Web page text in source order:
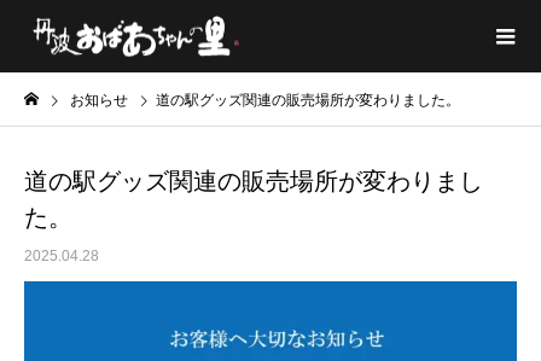
お知らせ 道の駅グッズ関連の販売場所が変わりました。
道の駅グッズ関連の販売場所が変わりまし
た。
2025.04.28